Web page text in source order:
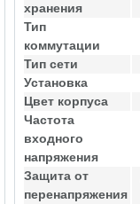
хранения
Тип
коммутации
Тип сети
Установка
Цвет корпуса
Частота
входного
напряжения
Защита от
перенапряжения